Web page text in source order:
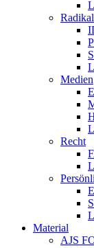
Medien
Recht
Material
AJS